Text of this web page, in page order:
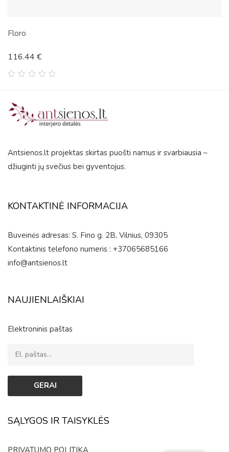
Floro
5
116.44 €
Antsienos.lt projektas skirtas puošti namus ir svarbiausia –
džiuginti jų svečius bei gyventojus.
KONTAKTINĖ INFORMACIJA
Buveinės adresas: S. Fino g. 2B, Vilnius, 09305
Kontaktinis telefono numeris : +37065685166
info@antsienos.lt
NAUJIENLAIŠKIAI
Elektroninis paštas
SĄLYGOS IR TAISYKLĖS
PRIVATUMO POLITIKA